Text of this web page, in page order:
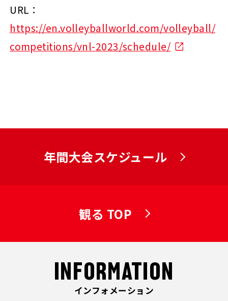
URL：
https://en.volleyballworld.com/volleyball/
competitions/vnl-2023/schedule/
年間大会スケジュール
観る TOP
INFORMATION
インフォメーション